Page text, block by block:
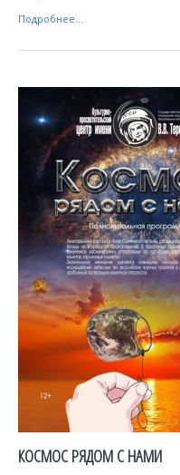
Подробнее...
КОСМОС РЯДОМ С НАМИ